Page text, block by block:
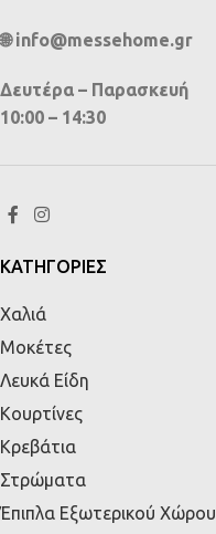
🌐 info@messehome.gr
Δευτέρα – Παρασκευή
10:00 – 14:30
ΚΑΤΗΓΟΡΙΕΣ
Χαλιά
Μοκέτες
Λευκά Είδη
Κουρτίνες
Κρεβάτια
Στρώματα
Έπιπλα Εξωτερικού Χώρου